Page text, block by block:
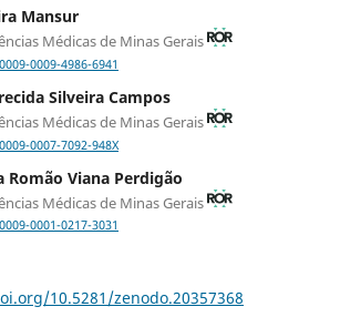
Mansur
Médicas de Minas Gerais
0009-4986-6941
Silveira Campos
Médicas de Minas Gerais
0007-7092-948X
Romão Viana Perdigão
Médicas de Minas Gerais
0001-0217-3031
10.5281/zenodo.20357368